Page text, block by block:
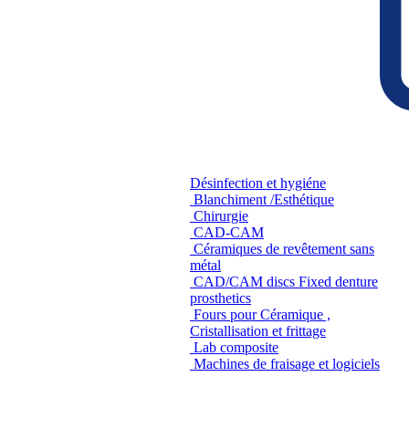
Désinfection et hygiéne
Blanchiment /Esthétique
Chirurgie
CAD-CAM
Céramiques de revêtement sans
métal
CAD/CAM discs Fixed denture
prosthetics
Fours pour Céramique ,
Cristallisation et frittage
Lab composite
Machines de fraisage et logiciels